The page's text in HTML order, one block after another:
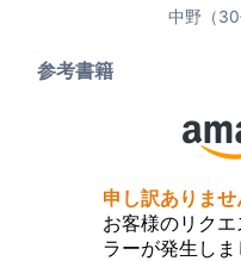
中野（30
参考書籍